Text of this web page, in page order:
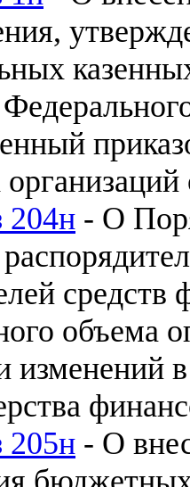
204н - О
средств
объема
изменений
205н - О